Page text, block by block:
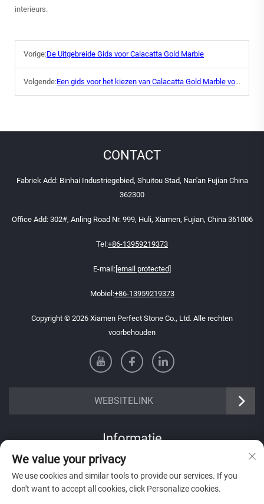
interieurs.
Vorige:De Uitgebreide Gids voor Calacatta Gold Marble
Volgende:Een gids voor het kiezen van Calacatta Gold Marble voor je project
CONTACT
Fabriek Add: Binhai Industriegebied, Shuitou Stad, Nan'an Fujian China
362300
Office Add: 302#, Anling Road Nr. 999, Huli, Xiamen, Fujian, China 361006
Tel:+86-13959219373
E-mail: [email protected]
Mobiel:+86-13959219373
Copyright © 2026 Xiamen Perfect Stone Co., Ltd. Alle rechten
voorbehouden
WEBSITELINK
Informatie
Meld je aan om onze wekelijkse nieuwsbrief te ontvangen
We value your privacy
We use cookies and similar tools to provide our services. If you
don't want to accept all cookies, click Personalize cookies.